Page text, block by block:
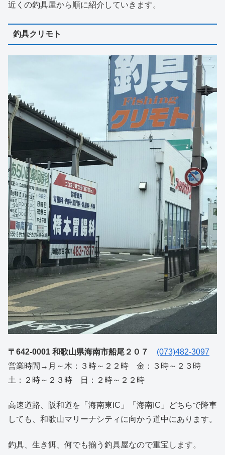
近くの釣具屋から順に紹介していきます。
釣具クリモト
〒642-0001 和歌山県海南市船尾２０７
(073)482-3097
営業時間→月～木：３時～２２時 金：３時～２３時
土：２時～２３時 日：２時～２２時
高速道路、阪和道を「海南東IC」「海南IC」どちらで降車
しても、和歌山マリーナシティに向かう道中にあります。
釣具、生き餌、何でも揃う釣具屋なので重宝します。